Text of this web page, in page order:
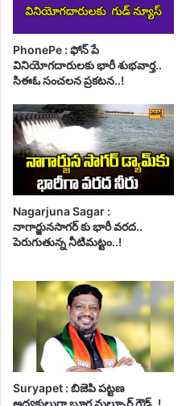
PhonePe : ఫోన్ పే
వినియోగదారులకు భారీ శుభవార్త..
సిఈఓ సంచలన ప్రకటన..!
Nagarjuna Sagar :
నాగార్జునసాగర్ కు భారీ వరద..
పెరుగుతున్న నీటిమట్టం..!
Suryapet : బిజెపి పట్టణ
అధ్యక్షులుగా బూర మల్సూర్ గౌడ్..!